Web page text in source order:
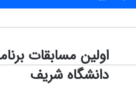
اولین
مسابقات
برنامه‌نویسی
اولین مسابقات
دانشگاه شریف